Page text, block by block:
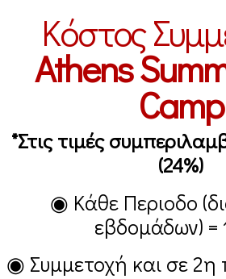
Κόστος
Athens
Camp
*Στις τιμές
(24%)
◉ Κάθε Περιοδο
εβδομάδων) =
◉ Συμμετοχή και σε 2η